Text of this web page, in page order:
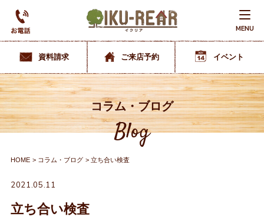
MENU
資料請求 ご来店予約 イベント
コラム・ブログ
Blog
HOME コラム・ブログ 立ち合い検査
2021.05.11
立ち合い検査